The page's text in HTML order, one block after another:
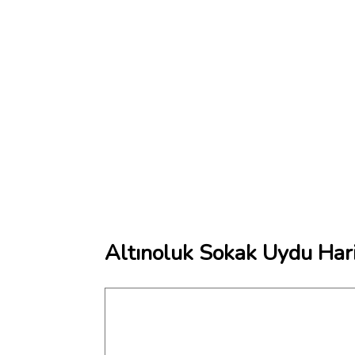
Altınoluk Sokak Uydu